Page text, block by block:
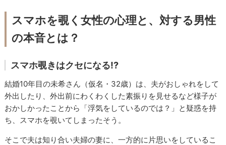
スマホを覗く女性の心理と、対する男性
の本音とは？
スマホ覗きはクセになる!?
結婚10年目の未希さん（仮名・32歳）は、夫がおしゃれをして
外出したり、外出前にわくわくした素振りを見せるなど様子が
おかしかったことから「浮気をしているのでは？」と疑惑を持
ち、スマホを覗いてしまったそう。
そこで夫は知り合い夫婦の妻に、一方的に片思いをしているこ